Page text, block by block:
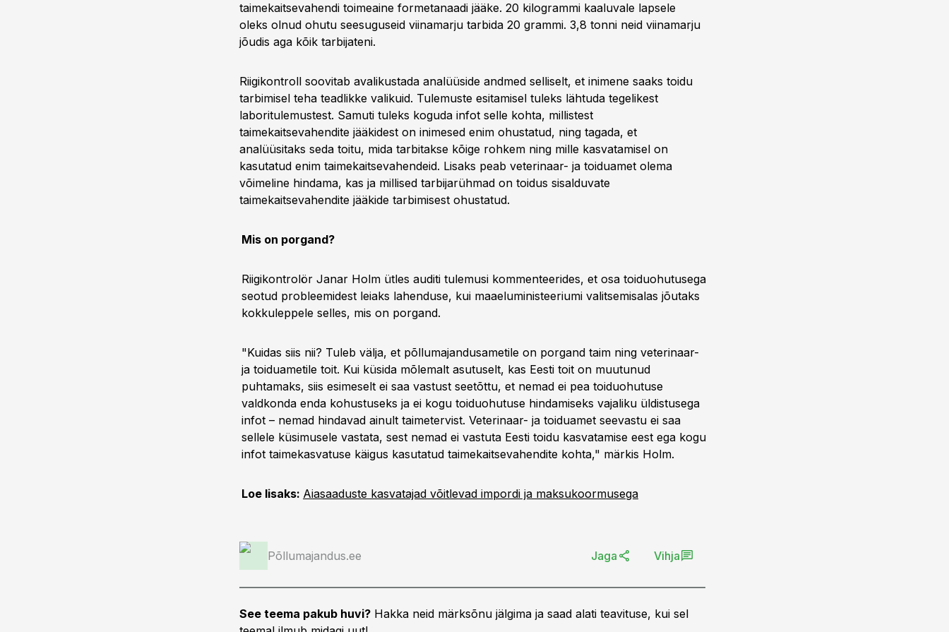
taimekaitsevahendi toimeaine formetanaadi jääke. 20 kilogrammi kaaluvale lapsele
oleks olnud ohutu seesuguseid viinamarju tarbida 20 grammi. 3,8 tonni neid viinamarju
jõudis aga kõik tarbijateni.
Riigikontroll soovitab avalikustada analüüside andmed selliselt, et inimene saaks toidu
tarbimisel teha teadlikke valikuid. Tulemuste esitamisel tuleks lähtuda tegelikest
laboritulemustest. Samuti tuleks koguda infot selle kohta, millistest
taimekaitsevahendite jääkidest on inimesed enim ohustatud, ning tagada, et
analüüsitaks seda toitu, mida tarbitakse kõige rohkem ning mille kasvatamisel on
kasutatud enim taimekaitsevahendeid. Lisaks peab veterinaar- ja toiduamet olema
võimeline hindama, kas ja millised tarbijarühmad on toidus sisalduvate
taimekaitsevahendite jääkide tarbimisest ohustatud.
Mis on porgand?
Riigikontrolör Janar Holm ütles auditi tulemusi kommenteerides, et osa toiduohutusega
seotud probleemidest leiaks lahenduse, kui maaeluministeeriumi valitsemisalas jõutaks
kokkuleppele selles, mis on porgand.
"Kuidas siis nii? Tuleb välja, et põllumajandusametile on porgand taim ning veterinaar-
ja toiduametile toit. Kui küsida mõlemalt asutuselt, kas Eesti toit on muutunud
puhtamaks, siis esimeselt ei saa vastust seetõttu, et nemad ei pea toiduohutuse
valdkonda enda kohustuseks ja ei kogu toiduohutuse hindamiseks vajaliku üldistusega
infot – nemad hindavad ainult taimetervist. Veterinaar- ja toiduamet seevastu ei saa
sellele küsimusele vastata, sest nemad ei vastuta Eesti toidu kasvatamise eest ega kogu
infot taimekasvatuse käigus kasutatud taimekaitsevahendite kohta," märkis Holm.
Loe lisaks: Aiasaaduste kasvatajad võitlevad impordi ja maksukoormusega
Põllumajandus.ee Jaga Vihja
See teema pakub huvi? Hakka neid märksõnu jälgima ja saad alati teavituse, kui sel